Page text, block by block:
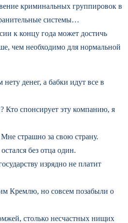
криминальных группировок в
системы…
к концу года может достичь
чем необходимо для нормальной
денег, а бабки идут все в
Кто спонсирует эту компанию, я
страшно за свою страну.
без отца один.
изрядно не платит
Кремлю, но совсем позабыли о
столько несчастных нищих